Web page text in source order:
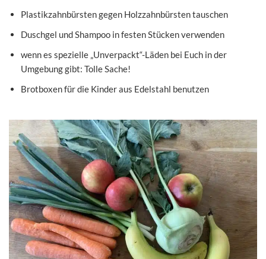
Plastikzahnbürsten gegen Holzzahnbürsten tauschen
Duschgel und Shampoo in festen Stücken verwenden
wenn es spezielle „Unverpackt“-Läden bei Euch in der
Umgebung gibt: Tolle Sache!
Brotboxen für die Kinder aus Edelstahl benutzen